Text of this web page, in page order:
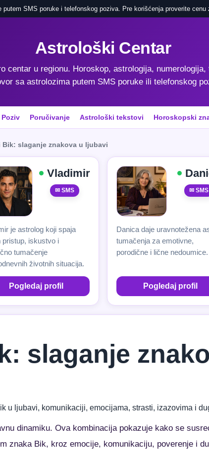
putem SMS poruke i telefonskog poziva. Pre korišćenja proverite
Astrološki Centar
centar u regionu. Horoskop, astrologija,
sa astrolozima putem SMS poruke ili telefonskog
Poziv Poručivanje Astrološki tekstovi Horoskopski
Bik: slaganje znakova u ljubavi
Vladimir
✉ SMS
je astrolog koji spaja
pristup, iskustvo i
tumačenje
životnih situacija.
Pogledaj profil
✉ SMS
Danica daje uravnotežena
tumačenja za emotivne,
porodične i lične nedoumice.
Pogledaj profil
slaganje
u ljubavi, komunikaciji, emocijama, strasti, izazovima i
dinamiku. Ova kombinacija pokazuje kako se
znaka Bik, kroz emocije, komunikaciju, poverenje i